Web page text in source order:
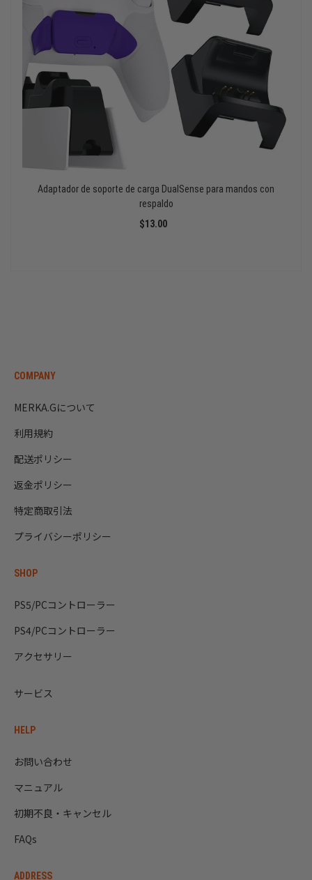
Adaptador de soporte de carga DualSense para mandos con
respaldo
$13.00
COMPANY
MERKA.Gについて
利用規約
配送ポリシー
返金ポリシー
特定商取引法
プライバシーポリシー
SHOP
PS5/PCコントローラー
PS4/PCコントローラー
アクセサリー
サービス
HELP
お問い合わせ
マニュアル
初期不良・キャンセル
FAQs
ADDRESS